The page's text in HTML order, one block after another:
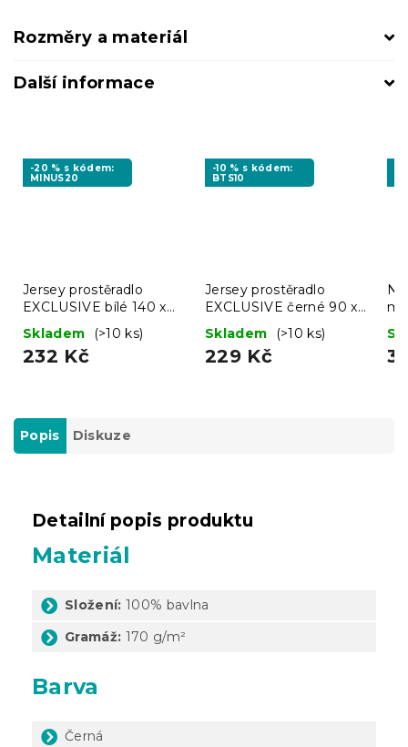
Rozměry a materiál
Další informace
-20 % s kódem:
MINUS20
Jersey prostěradlo
EXCLUSIVE bílé 140 x
200 cm
Skladem (>10 ks)
232 Kč
-10 % s kódem:
BTS10
Jersey prostěradlo
EXCLUSIVE černé 90 x
200 cm
Skladem (>10 ks)
229 Kč
Popis Diskuze
Detailní popis produktu
Materiál
Složení: 100% bavlna
Gramáž: 170 g/m²
Barva
Černá